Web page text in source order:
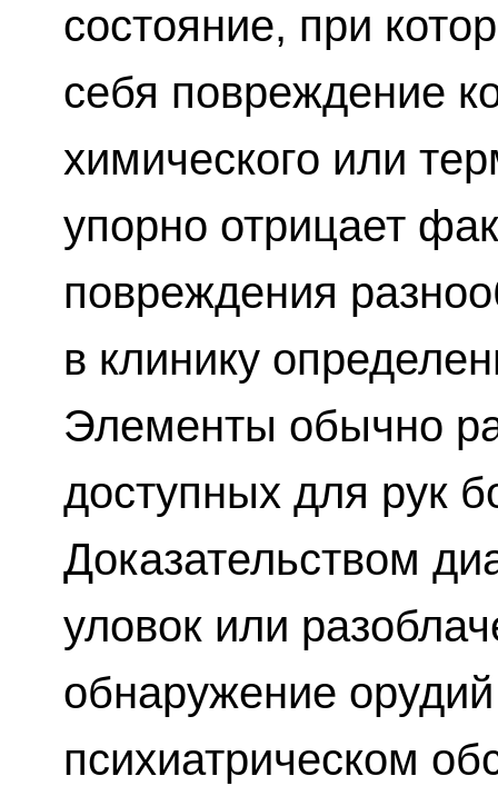
состояние, при
себя повреждение
химического или
упорно отрицает
повреждения
в клинику
Элементы обычно
доступных для рук
Доказательством
уловок или
обнаружение
психиатрическом